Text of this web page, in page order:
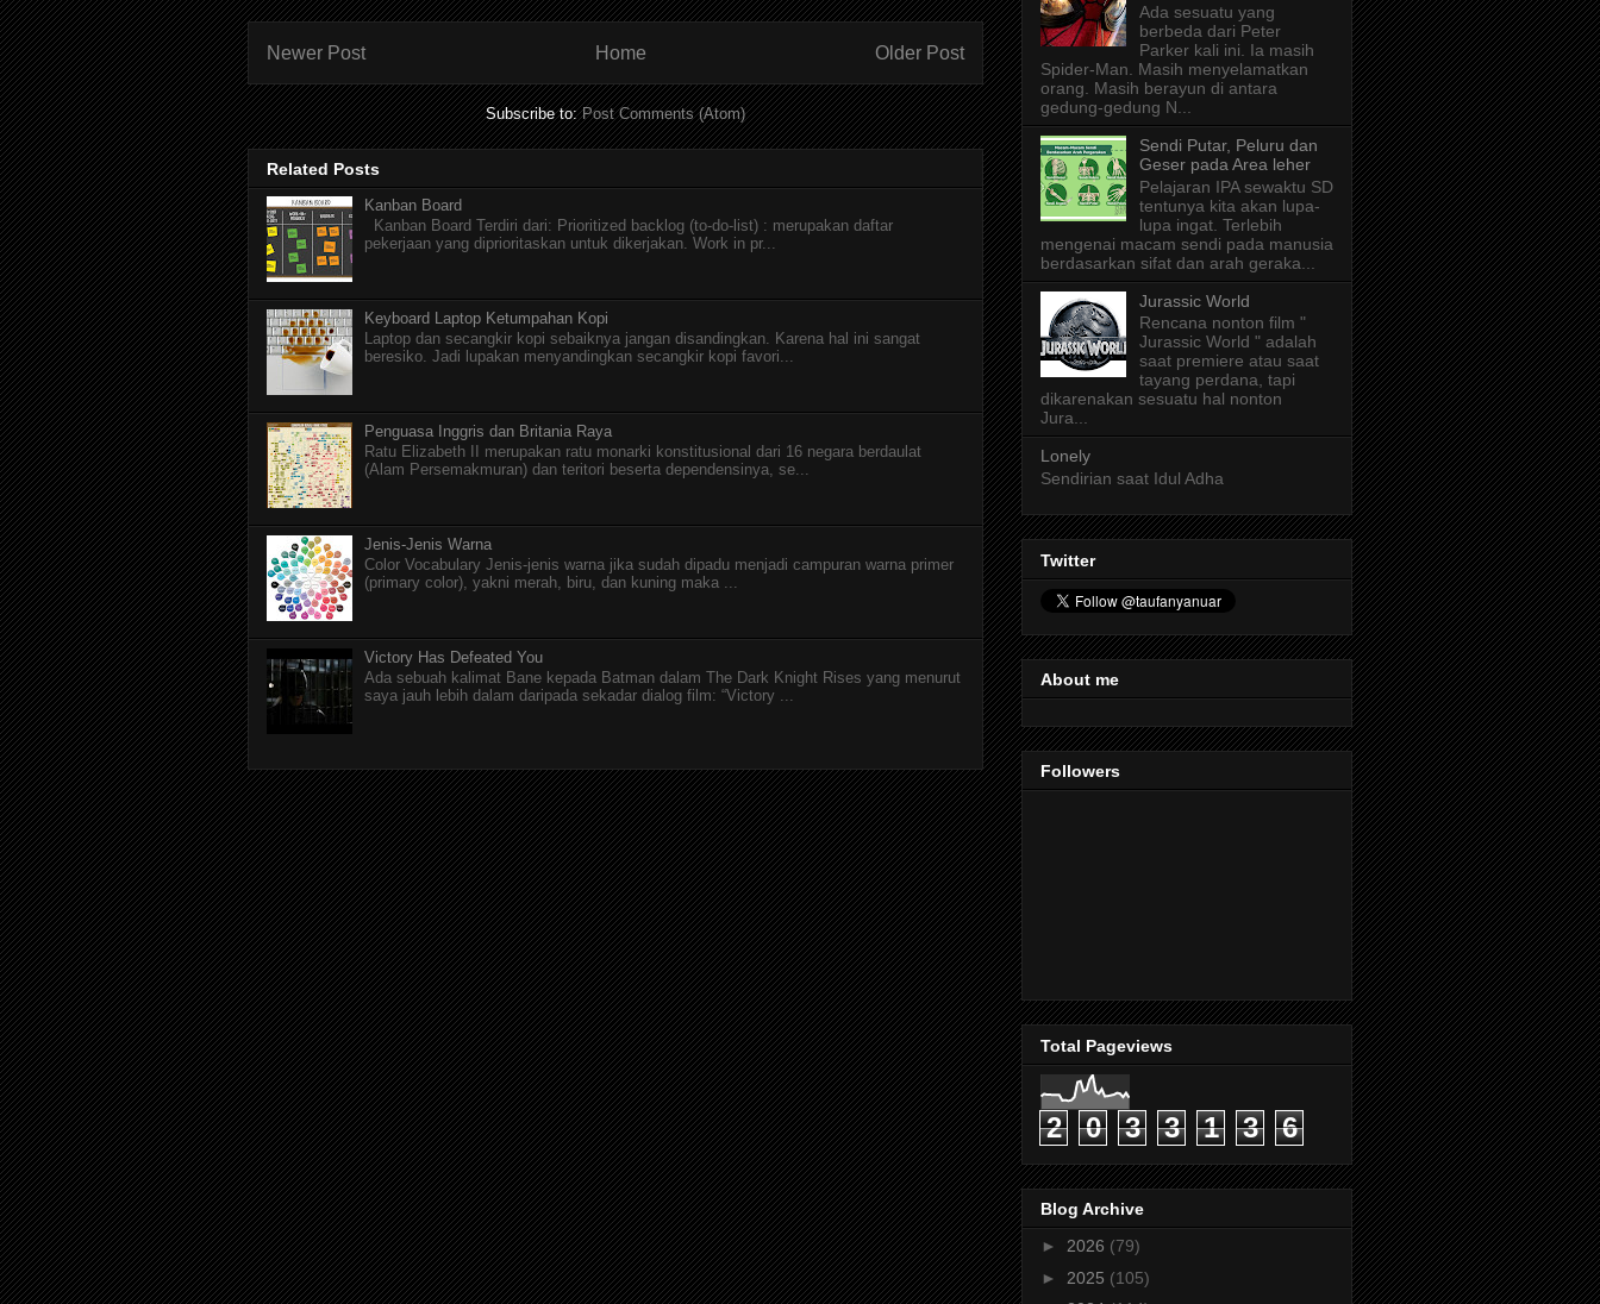
Newer Post Older Post
Home
Subscribe to:Post Comments (Atom)
Related Posts
Kanban Board
Kanban Board Terdiri dari: Prioritized backlog (to-do-list) : merupakan daftar
pekerjaan yang diprioritaskan untuk dikerjakan. Work in pr...
Keyboard Laptop Ketumpahan Kopi
Laptop dan secangkir kopi sebaiknya jangan disandingkan. Karena hal ini sangat
beresiko. Jadi lupakan menyandingkan secangkir kopi favori...
Penguasa Inggris dan Britania Raya
Ratu Elizabeth II merupakan ratu monarki konstitusional dari 16 negara berdaulat
(Alam Persemakmuran) dan teritori beserta dependensinya, se...
Jenis-Jenis Warna
Color Vocabulary Jenis-jenis warna jika sudah dipadu menjadi campuran warna primer
(primary color), yakni merah, biru, dan kuning maka ...
Victory Has Defeated You
Ada sebuah kalimat Bane kepada Batman dalam The Dark Knight Rises yang menurut
saya jauh lebih dalam daripada sekadar dialog film: “Victory ...
Ada sesuatu yang
berbeda dari Peter
Parker kali ini. Ia masih
Spider-Man. Masih menyelamatkan
orang. Masih berayun di antara
gedung-gedung N...
Sendi Putar, Peluru dan
Geser pada Area leher
Pelajaran IPA sewaktu SD
tentunya kita akan lupa-
lupa ingat. Terlebih
mengenai macam sendi pada manusia
berdasarkan sifat dan arah geraka...
Jurassic World
Rencana nonton film "
Jurassic World " adalah
saat premiere atau saat
tayang perdana, tapi
dikarenakan sesuatu hal nonton
Jura...
Lonely
Sendirian saat Idul Adha
Twitter
About me
Followers
Total Pageviews
2 0 3 3 1 3 6
Blog Archive
► 2026 (79)
► 2025 (105)